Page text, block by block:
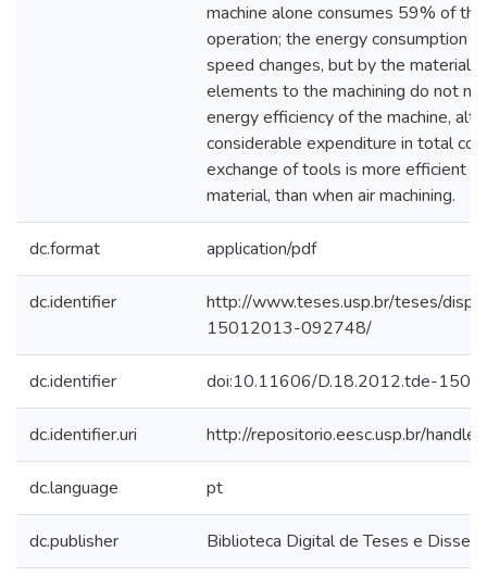
machine alone consumes 59% of
operation; the energy consumption
speed changes, but by the material
elements to the machining do not
energy efficiency of the machine,
considerable expenditure in total
exchange of tools is more efficient
material, than when air machining.
dc.format application/pdf
dc.identifier
http://www.teses.usp.br/teses/
15012013-092748/
dc.identifier doi:10.11606/D.18.2012.tde-
dc.identifier.uri http://repositorio.eesc.usp.br/
dc.language pt
dc.publisher Biblioteca Digital de Teses e